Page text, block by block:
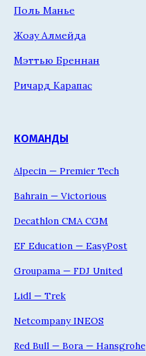
Поль Манье
Жоау Алмейда
Мэттью Бреннан
Ричард Карапас
КОМАНДЫ
Alpecin — Premier Tech
Bahrain — Victorious
Decathlon CMA CGM
EF Education — EasyPost
Groupama — FDJ United
Lidl — Trek
Netcompany INEOS
Red Bull — Bora — Hansgrohe